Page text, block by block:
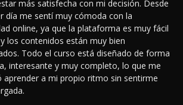
más satisfecha con mi decisión. Desde
día me sentí muy cómoda con la
online, ya que la plataforma es muy fácil
los contenidos están muy bien
Todo el curso está diseñado de forma
interesante y muy completo, lo que me
aprender a mi propio ritmo sin sentirme